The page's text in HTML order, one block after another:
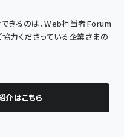
きるのは、Web担当者Forum
力くださっている企業さまの
介はこちら